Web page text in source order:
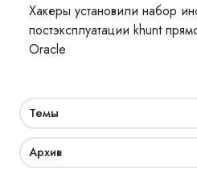
Хакеры установили набор
постэксплуатации khunt
Oracle
Темы
Архив